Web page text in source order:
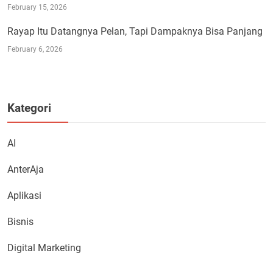
February 15, 2026
Rayap Itu Datangnya Pelan, Tapi Dampaknya Bisa Panjang
February 6, 2026
Kategori
AI
AnterAja
Aplikasi
Bisnis
Digital Marketing